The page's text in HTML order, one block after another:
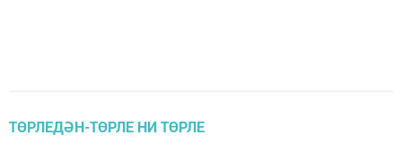
ТӨРЛЕДӘН-ТӨРЛЕ НИ ТӨРЛЕ